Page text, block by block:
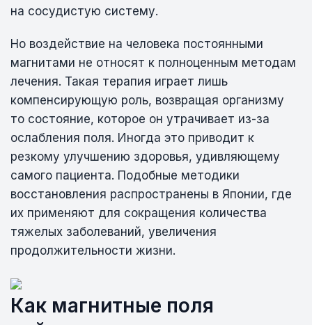
на сосудистую систему.
Но воздействие на человека постоянными
магнитами не относят к полноценным методам
лечения. Такая терапия играет лишь
компенсирующую роль, возвращая организму
то состояние, которое он утрачивает из-за
ослабления поля. Иногда это приводит к
резкому улучшению здоровья, удивляющему
самого пациента. Подобные методики
восстановления распространены в Японии, где
их применяют для сокращения количества
тяжелых заболеваний, увеличения
продолжительности жизни.
Как магнитные поля